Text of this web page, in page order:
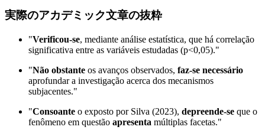
実際のアカデミック文章の抜粋
"Verificou-se, mediante análise estatística, que há correlação
significativa entre as variáveis estudadas (p<0,05)."
"Não obstante os avanços observados, faz-se necessário
aprofundar a investigação acerca dos mecanismos
subjacentes."
"Consoante o exposto por Silva (2023), depreende-se que o
fenômeno em questão apresenta múltiplas facetas."